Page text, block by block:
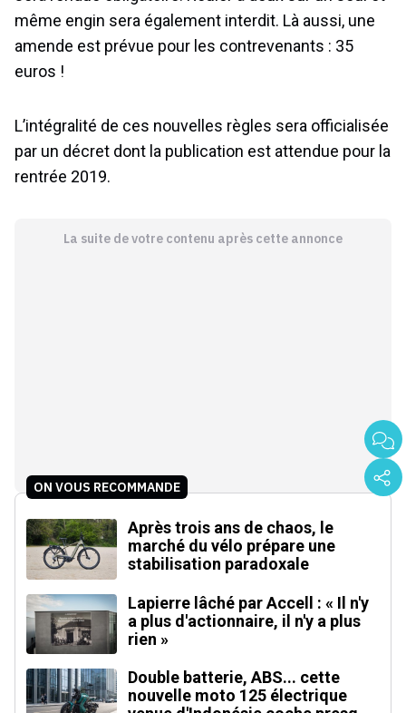
même engin sera également interdit. Là aussi, une
amende est prévue pour les contrevenants : 35
euros !
L’intégralité de ces nouvelles règles sera officialisée
par un décret dont la publication est attendue pour la
rentrée 2019.
La suite de votre contenu après cette annonce
ON VOUS RECOMMANDE
Après trois ans de chaos, le
marché du vélo prépare une
stabilisation paradoxale
Lapierre lâché par Accell : « Il n'y
a plus d'actionnaire, il n'y a plus
rien »
Double batterie, ABS... cette
nouvelle moto 125 électrique